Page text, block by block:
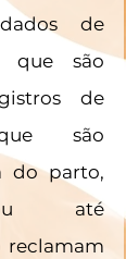
de
que são
de
são
do parto,
ou até
reclamam